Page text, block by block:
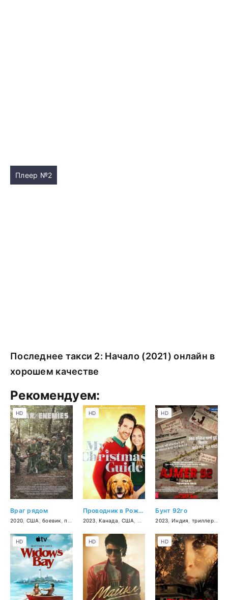
Плеер №2
Последнее такси 2: Начало (2021) онлайн в
хорошем качестве
Рекомендуем:
Враг рядом
2020 США ,боевик ,приключения ,военный
HD
Проводник в Рождество
2023 ,Канада США мелодрама
HD
Бунт 92го
2023 Индия триллер,
HD
HD HD HD